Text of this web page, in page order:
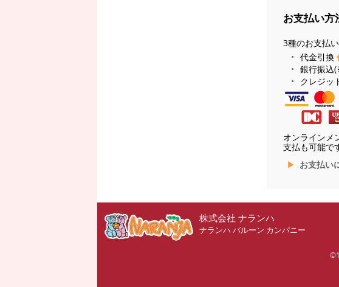
お支払い方
3種のお支払
代金引換
銀行振込
クレジッ
オンラインメ
支払も可能で
お支払い
株式会社 ナランハ
ナランハ バルーン カンパニー